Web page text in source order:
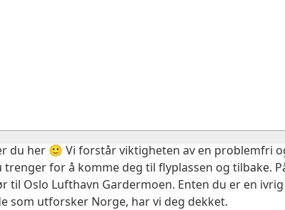
du her 🙂 Vi forstår viktigheten av en problemfri
for å komme deg til flyplassen og tilbake.
Oslo Lufthavn Gardermoen. Enten du er en
som utforsker Norge, har vi deg dekket.